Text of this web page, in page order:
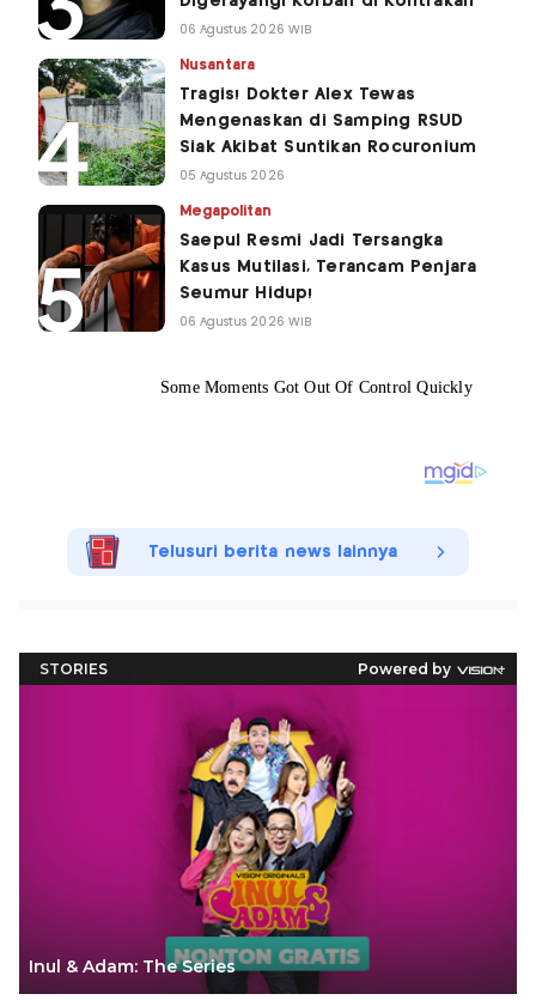
06 Agustus 2026 WIB
Nusantara
Tragis! Dokter Alex Tewas
Mengenaskan di Samping RSUD
Siak Akibat Suntikan Rocuronium
05 Agustus 2026
Megapolitan
Saepul Resmi Jadi Tersangka
Kasus Mutilasi, Terancam Penjara
Seumur Hidup!
06 Agustus 2026 WIB
Telusuri berita news lainnya